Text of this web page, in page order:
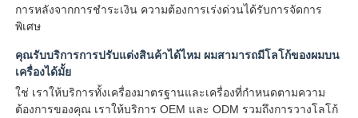
การหลังจากการชําระเงิน ความต้องการเร่งด่วนได้รับการจัดการ
พิเศษ
คุณรับบริการการปรับแต่งสินค้าได้ไหม ผมสามารถมีโลโก้ของผมบน
เครื่องได้มั้ย
ใช่ เราให้บริการทั้งเครื่องมาตรฐานและเครื่องที่กําหนดตามความ
ต้องการของคุณ เราให้บริการ OEM และ ODM รวมถึงการวางโลโก้